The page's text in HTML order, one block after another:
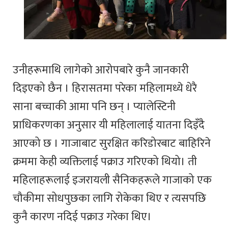
उनीहरूमाथि लागेको आरोपबारे कुनै जानकारी
दिइएको छैन । हिरासतमा परेका महिलामध्ये धेरै
साना बच्चाकी आमा पनि छन् । प्यालेस्टिनी
प्राधिकरणका अनुसार यी महिलालाई यातना दिइँदै
आएको छ । गाजाबाट सुरक्षित करिडोरबाट बाहिरिने
क्रममा केही व्यक्तिलाई पक्राउ गरिएको थियो। ती
महिलाहरूलाई इजरायली सैनिकहरूले गाजाको एक
चौकीमा सोधपुछका लागि रोकेका थिए र त्यसपछि
कुनै कारण नदिई पक्राउ गरेका थिए।